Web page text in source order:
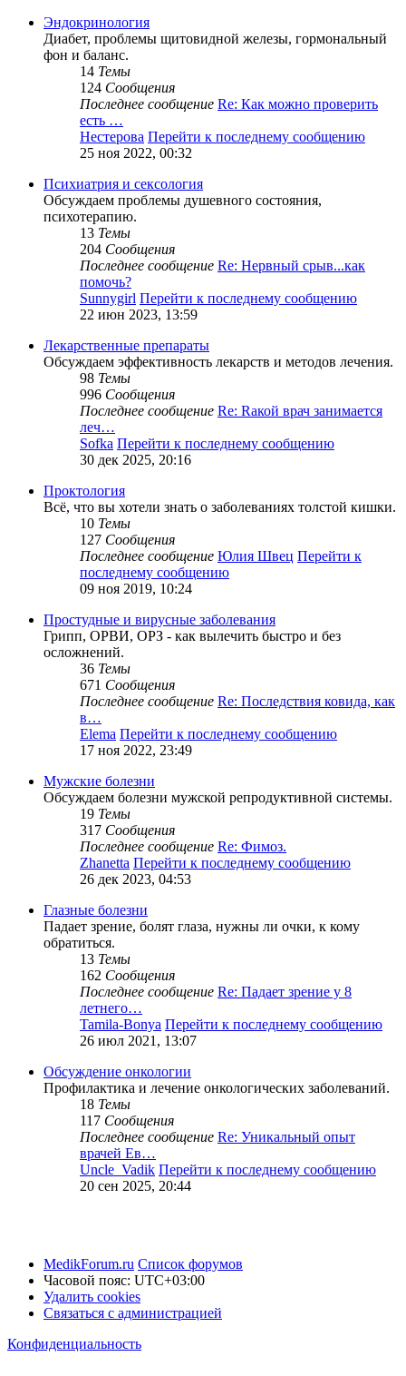
Эндокринология
Диабет, проблемы щитовидной железы, гормональный
фон и баланс.
14 Темы
124 Сообщения
Последнее сообщение Re: Как можно проверить
есть …
Нестерова Перейти к последнему сообщению
25 ноя 2022, 00:32
Психиатрия и сексология
Обсуждаем проблемы душевного состояния,
психотерапию.
13 Темы
204 Сообщения
Последнее сообщение Re: Нервный срыв...как
помочь?
Sunnygirl Перейти к последнему сообщению
22 июн 2023, 13:59
Лекарственные препараты
Обсуждаем эффективность лекарств и методов лечения.
98 Темы
996 Сообщения
Последнее сообщение Re: Rакой врач занимается
леч…
Sofka Перейти к последнему сообщению
30 дек 2025, 20:16
Проктология
Всё, что вы хотели знать о заболеваниях толстой кишки.
10 Темы
127 Сообщения
Последнее сообщение Юлия Швец Перейти к
последнему сообщению
09 ноя 2019, 10:24
Простудные и вирусные заболевания
Грипп, ОРВИ, ОРЗ - как вылечить быстро и без
осложнений.
36 Темы
671 Сообщения
Последнее сообщение Re: Последствия ковида, как
в…
Elema Перейти к последнему сообщению
17 ноя 2022, 23:49
Мужские болезни
Обсуждаем болезни мужской репродуктивной системы.
19 Темы
317 Сообщения
Последнее сообщение Re: Фимоз.
Zhanetta Перейти к последнему сообщению
26 дек 2023, 04:53
Глазные болезни
Падает зрение, болят глаза, нужны ли очки, к кому
обратиться.
13 Темы
162 Сообщения
Последнее сообщение Re: Падает зрение у 8
летнего…
Tamila-Bonya Перейти к последнему сообщению
26 июл 2021, 13:07
Обсуждение онкологии
Профилактика и лечение онкологических заболеваний.
18 Темы
117 Сообщения
Последнее сообщение Re: Уникальный опыт
врачей Ев…
Uncle_Vadik Перейти к последнему сообщению
20 сен 2025, 20:44
MedikForum.ru Список форумов
Часовой пояс: UTC+03:00
Удалить cookies
Связаться с администрацией
Конфиденциальность